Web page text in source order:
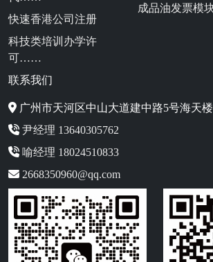
快速香港公司注册
科技类培训办学许
可……
成品油发票模
联系我们
广州市天河区中山大道建中路5号海天楼
尹经理 13640305762
喻经理 18024510833
2668350960@qq.com